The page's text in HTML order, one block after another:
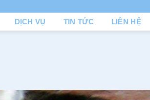
DỊCH VỤ TIN TỨC LIÊN HỆ